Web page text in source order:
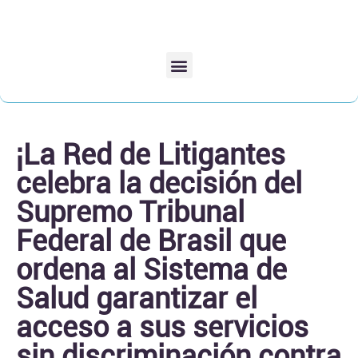
¡La Red de Litigantes
celebra la decisión del
Supremo Tribunal
Federal de Brasil que
ordena al Sistema de
Salud garantizar el
acceso a sus servicios